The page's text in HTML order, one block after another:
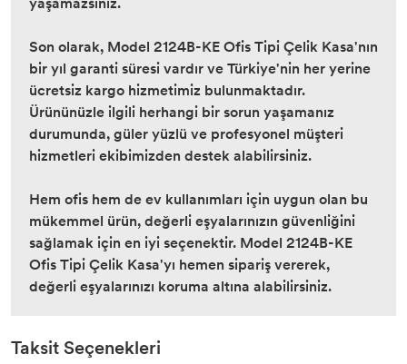
Son olarak, Model 2124B-KE Ofis Tipi Çelik Kasa'nın
bir yıl garanti süresi vardır ve Türkiye'nin her yerine
ücretsiz kargo hizmetimiz bulunmaktadır.
Ürününüzle ilgili herhangi bir sorun yaşamanız
durumunda, güler yüzlü ve profesyonel müşteri
hizmetleri ekibimizden destek alabilirsiniz.
Hem ofis hem de ev kullanımları için uygun olan bu
mükemmel ürün, değerli eşyalarınızın güvenliğini
sağlamak için en iyi seçenektir. Model 2124B-KE
Ofis Tipi Çelik Kasa'yı hemen sipariş vererek,
değerli eşyalarınızı koruma altına alabilirsiniz.
Taksit Seçenekleri